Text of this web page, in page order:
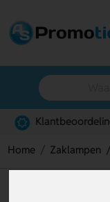
Home Zaklampen